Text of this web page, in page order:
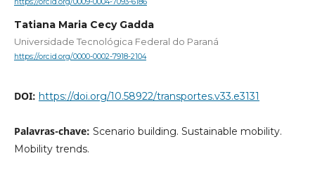
https://orcid.org/0009-0004-7093-6186
Tatiana Maria Cecy Gadda
Universidade Tecnológica Federal do Paraná
https://orcid.org/0000-0002-7918-2104
DOI: https://doi.org/10.58922/transportes.v33.e3131
Palavras-chave: Scenario building. Sustainable mobility.
Mobility trends.